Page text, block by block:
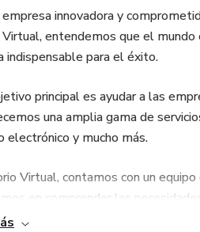
✅bandejas
✅Letras globo
✅tags día de la
Y mucho más😍❣️
innovadora y
entendemos que el
indispensable para el éxito.
principal es ayudar a las
una amplia gama de
electrónico y mucho más.
Virtual, contamos con un
en comprender las
crecimiento y éxito en línea.